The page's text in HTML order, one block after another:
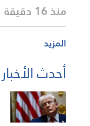
منذ 16 دقيقة
المزيد
أحدث الأخبار